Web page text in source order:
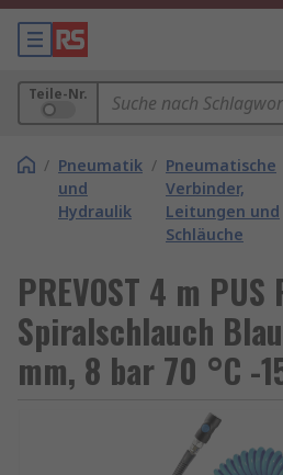
Teile-Nr.
/ Pneumatik
und
Hydraulik
/ Pneumatische
Verbinder,
Leitungen und
Schläuche
PREVOST 4 m
Spiralschlauch
mm, 8 bar 70 °C -